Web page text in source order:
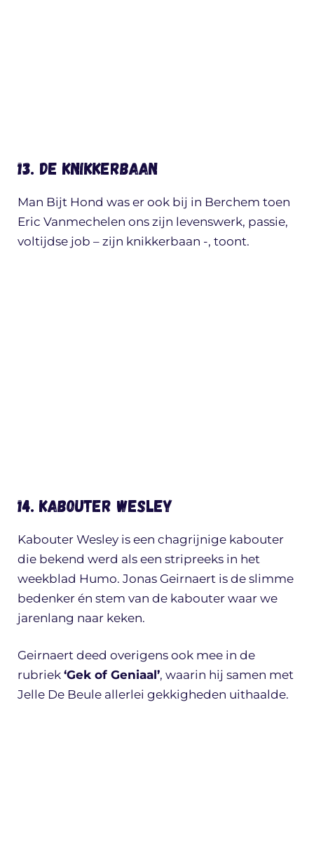
13. De knikkerbaan
Man Bijt Hond was er ook bij in Berchem toen
Eric Vanmechelen ons zijn levenswerk, passie,
voltijdse job – zijn knikkerbaan -, toont.
14. Kabouter Wesley
Kabouter Wesley is een chagrijnige kabouter
die bekend werd als een stripreeks in het
weekblad Humo. Jonas Geirnaert is de slimme
bedenker én stem van de kabouter waar we
jarenlang naar keken.
Geirnaert deed overigens ook mee in de
rubriek ‘Gek of Geniaal’, waarin hij samen met
Jelle De Beule allerlei gekkigheden uithaalde.